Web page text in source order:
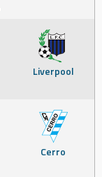
Liverpool
Cerro